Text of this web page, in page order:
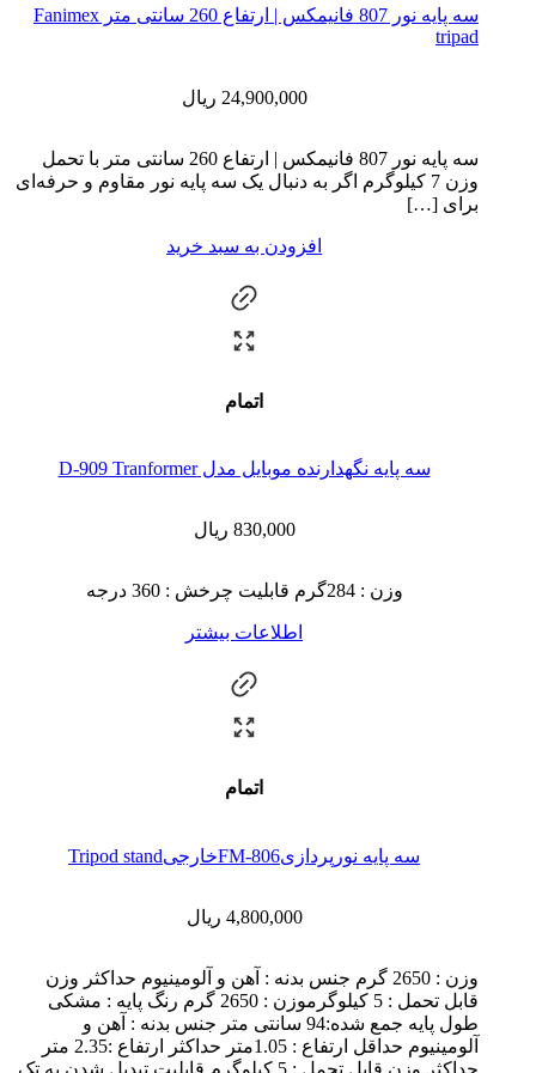
سه پایه نور 807 فانیمکس | ارتفاع 260 سانتی متر Fanimex
tripad
24,900,000 ریال
سه پایه نور 807 فانیمکس | ارتفاع 260 سانتی متر با تحمل
وزن 7 کیلوگرم اگر به دنبال یک سه پایه نور مقاوم و حرفه‌ای
برای […]
افزودن به سبد خرید
اتمام
سه پایه نگهدارنده موبایل مدل D-909 Tranformer
830,000 ریال
وزن : 284گرم قابلیت چرخش : 360 درجه
اطلاعات بیشتر
اتمام
سه پایه نورپردازیFM-806خارجیTripod stand
4,800,000 ریال
وزن : 2650 گرم جنس بدنه : آهن و آلومینیوم حداکثر وزن
قابل تحمل : 5 کیلوگرموزن : 2650 گرم رنگ پایه : مشکی
طول پایه جمع شده:94 سانتی متر جنس بدنه : آهن و
آلومینیوم حداقل ارتفاع : 1.05متر حداکثر ارتفاع :2.35 متر
حداکثر وزن قابل تحمل : 5 کیلوگرم قابلیت تبدیل شدن به تک